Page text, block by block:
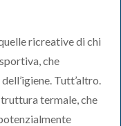
ricreative di chi
che
Tutt’altro.
termale, che